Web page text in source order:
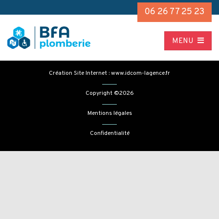
06 26 77 25 23
MENU
Création Site Internet : www.idcom-lagence.fr
Copyright ©2026
Mentions légales
Confidentialité